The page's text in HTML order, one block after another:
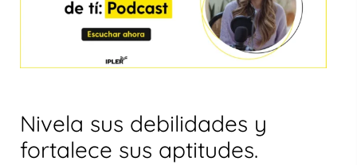
Nivela sus debilidades y
fortalece sus aptitudes.